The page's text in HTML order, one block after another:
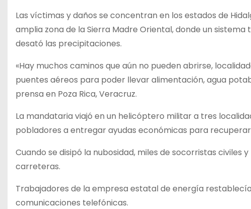
Las víctimas y daños se concentran en los estados de
amplia zona de la Sierra Madre Oriental, donde un
desató las precipitaciones.
«Hay muchos caminos que aún no pueden abrirse,
puentes aéreos para poder llevar alimentación, agua
prensa en Poza Rica, Veracruz.
La mandataria viajó en un helicóptero militar a tres
pobladores a entregar ayudas económicas para
Cuando se disipó la nubosidad, miles de socorristas
carreteras.
Trabajadores de la empresa estatal de energía
comunicaciones telefónicas.